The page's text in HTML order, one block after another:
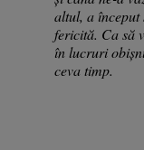
altul, a
fericită. Ca să
în lucruri
ceva timp.